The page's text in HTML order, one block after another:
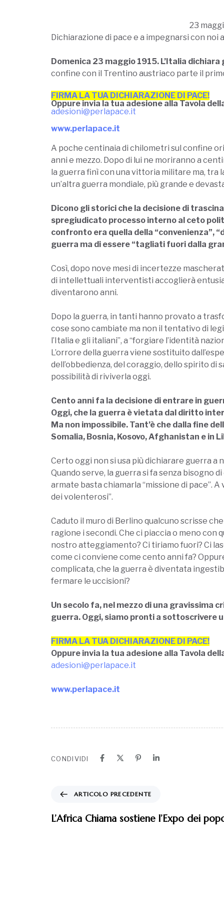
23
Dichiarazione di pace e a impegnarsi con noi
Domenica 23 maggio 1915. L’Italia
confine con il Trentino austriaco parte il
FIRMA LA TUA DICHIARAZIONE DI PACE!
Oppure invia la tua adesione alla Tavola
adesioni@perlapace.it
www.perlapace.it
A poche centinaia di chilometri sul confine
anni e mezzo. Dopo di lui ne moriranno a
la guerra finì con una vittoria militare ma, tra
un’altra guerra mondiale, più grande e
Dicono gli storici che la decisione di
spregiudicato processo interno al ceto
confronto era quella della “convenienza”,
guerra ma di essere “tagliati fuori dalla
Così, dopo nove mesi di incertezze
di intellettuali interventisti accoglierà
diventarono anni.
Dopo la guerra, in tanti hanno provato a
cose sono cambiate ma non il tentativo di
l’Italia e gli italiani”, a “forgiare l’identità
L’orrore della guerra viene sostituito
dell’obbedienza, del coraggio, dello spirito
possibilità di riviverla oggi.
Cento anni fa la decisione di entrare in
Oggi, che la guerra è vietata dal diritto
Ma non impossibile. Tant’è che dalla fine
Somalia, Bosnia, Kosovo, Afghanistan e in
Certo oggi non si usa più dichiarare guerra
Quando serve, la guerra si fa senza bisogno
armate basta chiamarla “missione di pace”.
dei volenterosi”.
Caduto il muro di Berlino qualcuno scrisse
ragione i secondi. Che ci piaccia o meno con
nostro atteggiamento? Ci tiriamo fuori? Ci
come ci conviene come cento anni fa?
complicata, che la guerra è diventata
fermare le uccisioni?
Un secolo fa, nel mezzo di una gravissima
guerra. Oggi, siamo pronti a sottoscrivere
FIRMA LA TUA DICHIARAZIONE DI PACE!
Oppure invia la tua adesione alla Tavola
adesioni@perlapace.it
www.perlapace.it
CONDIVIDI
ARTICOLO PRECEDENTE
L’Africa Chiama sostiene l’Expo dei